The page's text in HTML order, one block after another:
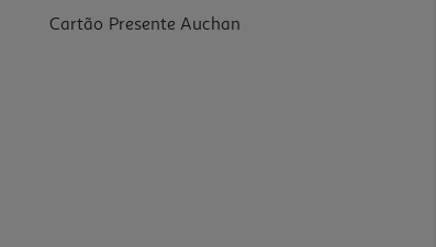
Cartão Presente Auchan